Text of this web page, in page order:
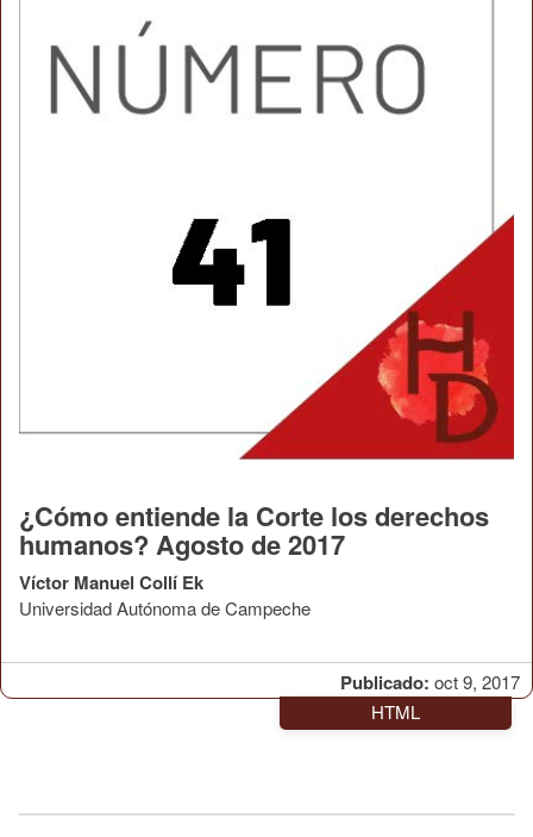
Publicado: oct 9, 2017
¿Cómo entiende la Corte los derechos
humanos? Agosto de 2017
Víctor Manuel Collí Ek
Universidad Autónoma de Campeche
HTML